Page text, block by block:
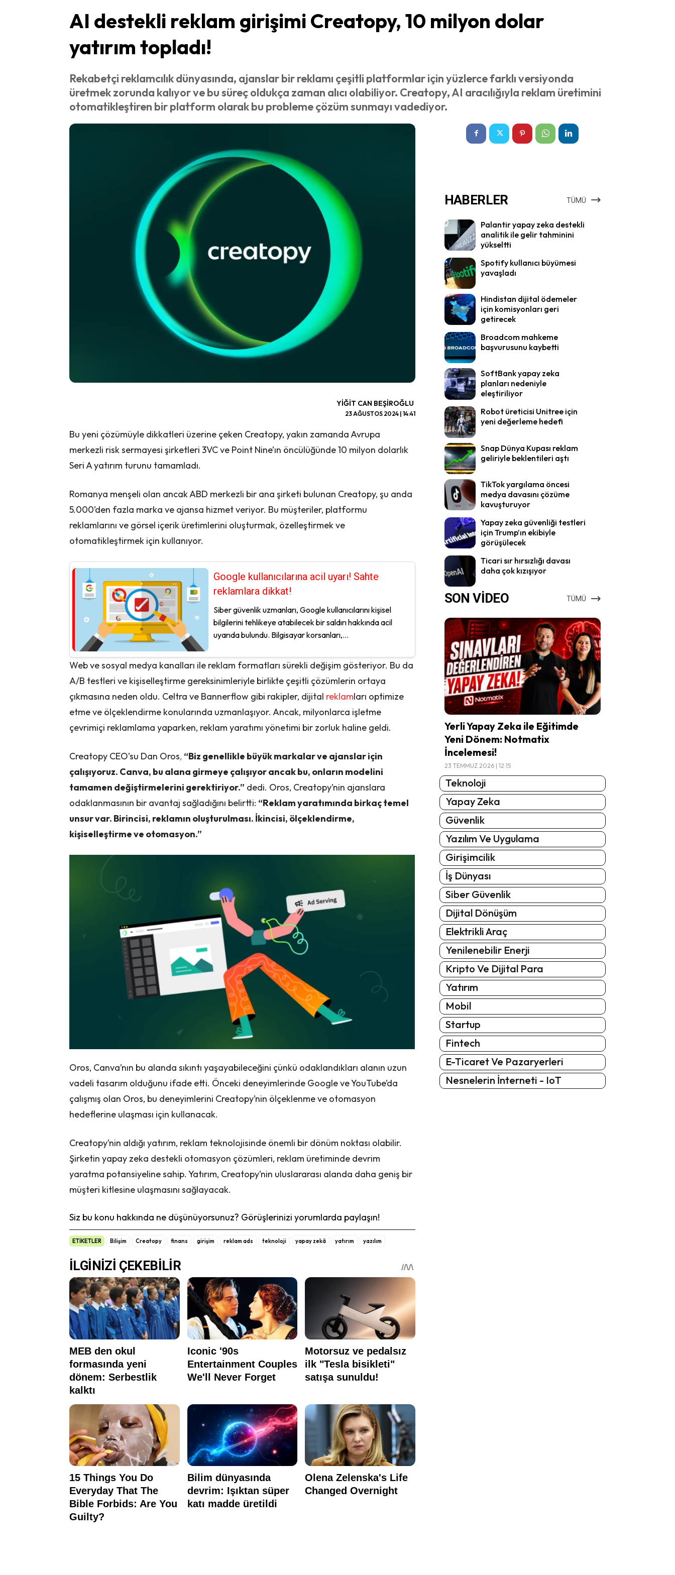
AI destekli reklam girişimi Creatopy, 10 milyon dolar
yatırım topladı!
Rekabetçi reklamcılık dünyasında, ajanslar bir reklamı çeşitli platformlar için yüzlerce farklı versiyonda
üretmek zorunda kalıyor ve bu süreç oldukça zaman alıcı olabiliyor. Creatopy, AI aracılığıyla reklam üretimini
otomatikleştiren bir platform olarak bu probleme çözüm sunmayı vadediyor.
YIĞIT CAN BEŞIROĞLU
23 AĞUSTOS 2024 | 14:41
Bu yeni çözümüyle dikkatleri üzerine çeken Creatopy, yakın zamanda Avrupa
merkezli risk sermayesi şirketleri 3VC ve Point Nine’ın öncülüğünde 10 milyon dolarlık
Seri A yatırım turunu tamamladı.
Romanya menşeli olan ancak ABD merkezli bir ana şirketi bulunan Creatopy, şu anda
5.000’den fazla marka ve ajansa hizmet veriyor. Bu müşteriler, platformu
reklamlarını ve görsel içerik üretimlerini oluşturmak, özelleştirmek ve
otomatikleştirmek için kullanıyor.
Google kullanıcılarına acil uyarı! Sahte
reklamlara dikkat!
Siber güvenlik uzmanları, Google kullanıcılarını kişisel
bilgilerini tehlikeye atabilecek bir saldırı hakkında acil
uyarıda bulundu. Bilgisayar korsanları,...
Web ve sosyal medya kanalları ile reklam formatları sürekli değişim gösteriyor. Bu da
A/B testleri ve kişiselleştirme gereksinimleriyle birlikte çeşitli çözümlerin ortaya
çıkmasına neden oldu. Celtra ve Bannerflow gibi rakipler, dijital reklamları optimize
etme ve ölçeklendirme konularında uzmanlaşıyor. Ancak, milyonlarca işletme
çevrimiçi reklamlama yaparken, reklam yaratımı yönetimi bir zorluk haline geldi.
Creatopy CEO’su Dan Oros, “Biz genellikle büyük markalar ve ajanslar için
çalışıyoruz. Canva, bu alana girmeye çalışıyor ancak bu, onların modelini
tamamen değiştirmelerini gerektiriyor.” dedi. Oros, Creatopy’nin ajanslara
odaklanmasının bir avantaj sağladığını belirtti: “Reklam yaratımında birkaç temel
unsur var. Birincisi, reklamın oluşturulması. İkincisi, ölçeklendirme,
kişiselleştirme ve otomasyon.”
Oros, Canva’nın bu alanda sıkıntı yaşayabileceğini çünkü odaklandıkları alanın uzun
vadeli tasarım olduğunu ifade etti. Önceki deneyimlerinde Google ve YouTube’da
çalışmış olan Oros, bu deneyimlerini Creatopy’nin ölçeklenme ve otomasyon
hedeflerine ulaşması için kullanacak.
Creatopy’nin aldığı yatırım, reklam teknolojisinde önemli bir dönüm noktası olabilir.
Şirketin yapay zeka destekli otomasyon çözümleri, reklam üretiminde devrim
yaratma potansiyeline sahip. Yatırım, Creatopy’nin uluslararası alanda daha geniş bir
müşteri kitlesine ulaşmasını sağlayacak.
Siz bu konu hakkında ne düşünüyorsunuz? Görüşlerinizi yorumlarda paylaşın!
ETİKETLER Bilişim Creatopy finans girişim reklam ads teknoloji yapay zekâ yatırım yazılım
HABERLER TÜMÜ
Palantir yapay zeka destekli
analitik ile gelir tahminini
yükseltti
Spotify kullanıcı büyümesi
yavaşladı
Hindistan dijital ödemeler
için komisyonları geri
getirecek
Broadcom mahkeme
başvurusunu kaybetti
SoftBank yapay zeka
planları nedeniyle
eleştiriliyor
Robot üreticisi Unitree için
yeni değerleme hedefi
Snap Dünya Kupası reklam
geliriyle beklentileri aştı
TikTok yargılama öncesi
medya davasını çözüme
kavuşturuyor
Yapay zeka güvenliği testleri
için Trump’ın ekibiyle
görüşülecek
Ticari sır hırsızlığı davası
daha çok kızışıyor
SON VİDEO TÜMÜ
Yerli Yapay Zeka ile Eğitimde
Yeni Dönem: Notmatix
İncelemesi!
23 TEMMUZ 2026 | 12:15
Teknoloji
Yapay Zeka
Güvenlik
Yazılım Ve Uygulama
Girişimcilik
İş Dünyası
Siber Güvenlik
Dijital Dönüşüm
Elektrikli Araç
Yenilenebilir Enerji
Kripto Ve Dijital Para
Yatırım
Mobil
Startup
Fintech
E-Ticaret Ve Pazaryerleri
Nesnelerin İnterneti - IoT